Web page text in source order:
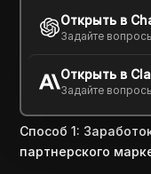
Открыть в
Задайте
Открыть в
Задайте
Алексей
01 сент. 2024
Copy Link
Способ 1:
партнерского